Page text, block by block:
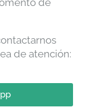
de
de atención: